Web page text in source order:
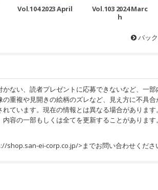
Vol.104 2023 April
Vol.103 2024 Marc
h
バッ
ない、読者プレゼントに応募できないなど、一
重複や見開きの絵柄のズレなど、見え方に不具
ています。現在の情報とは異なる場合がありま
容の一部もしくは全てを更新することがあります
shop.san-ei-corp.co.jp/>までお問い合わせくださ